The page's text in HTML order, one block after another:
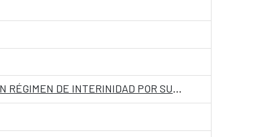
LISTADO DE ADMITIDOS Y EXCLUIDOS A LA CONVOCATORIA DE PERSONAL LABORAL TEMPORAL EN RÉGIMEN DE INTERINIDAD POR SUSTITUCIÓN, EN LA EMBAJADA DE ESPAÑA EN ASUNCIÓN, PARAGUAY, CON LA CATEGORIA DE OFICIAL